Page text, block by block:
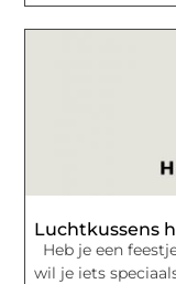
Luchtkussens
Heb je een
wil je iets